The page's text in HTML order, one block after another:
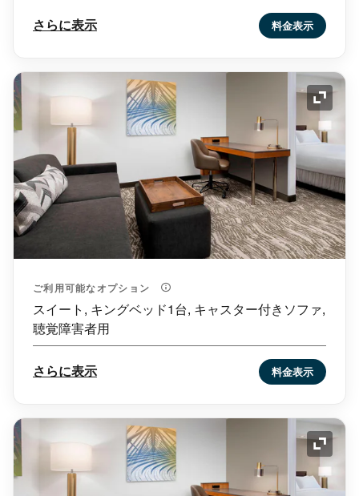
さらに表示 料金表示
アイ
ご利用可能なオプション
スイート, キングベッド1台, キャスター付きソファ,
聴覚障害者用
さらに表示 料金表示
アイ